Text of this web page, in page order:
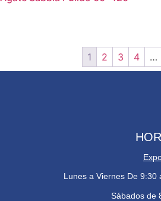
1 2 3 4 …
Lunes a Viernes De 9:30
Sábados de